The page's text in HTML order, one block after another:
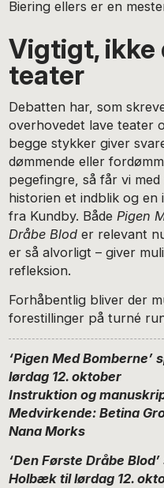
Biering ellers er en
Vigtigt, ikke
teater
Debatten har, som
overhovedet lave teater
begge stykker giver
dømmende eller
pegefingre, så får vi
historien et indblik og en
fra Kundby. BådePigen
Dråbe Bloder relevant
er så alvorligt – giver
refleksion.
Forhåbentlig bliver der
forestillinger på turné
‘Pigen Med Bomberne’
lørdag 12. oktober
Instruktion og
Medvirkende: Betina
Nana Morks
‘Den Første Dråbe
Holbæk til lørdag 12.